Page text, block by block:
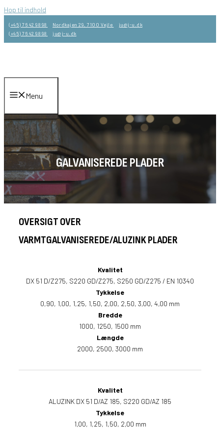
Hop til indhold
(+45) 76 42 98 98 Nordkajen 29, 7100 Vejle
ju@j-u.dk
(+45) 76 42 98 98
ju@j-u.dk
Menu
GALVANISEREDE PLADER
OVERSIGT OVER
VARMTGALVANISEREDE/ALUZINK PLADER
Kvalitet
DX 51 D/Z275, S220 GD/Z275, S250 GD/Z275 / EN 10340
Tykkelse
0,90, 1,00, 1,25, 1,50, 2,00, 2,50, 3,00, 4,00 mm
Bredde
1000, 1250, 1500 mm
Længde
2000, 2500, 3000 mm
Kvalitet
ALUZINK DX 51 D/AZ 185, S220 GD/AZ 185
Tykkelse
1,00, 1,25, 1,50, 2,00 mm